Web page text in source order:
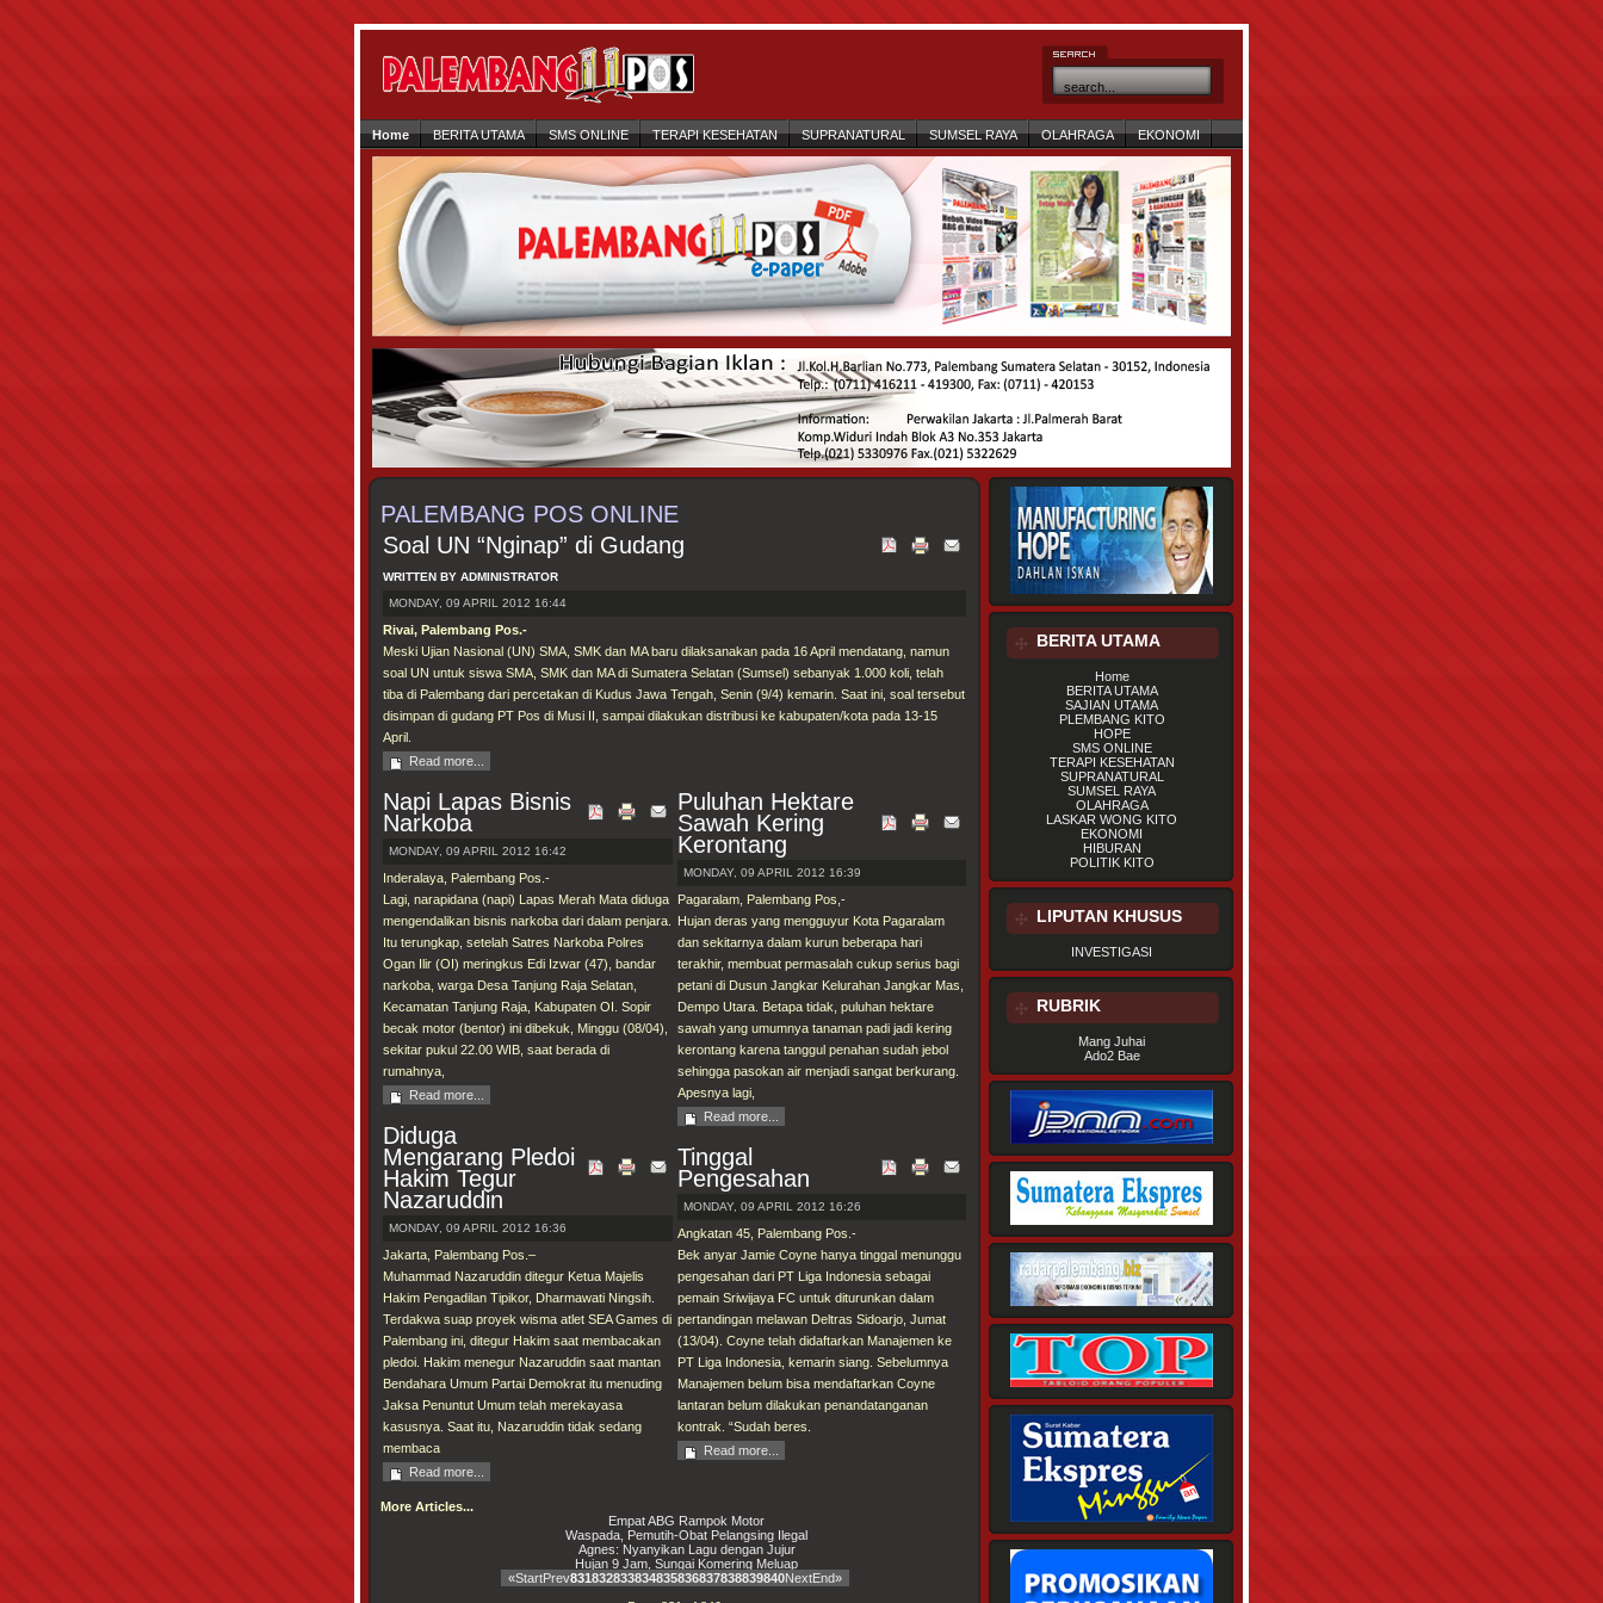
Home BERITA UTAMA SMS ONLINE TERAPI KESEHATAN SUPRANATURAL SUMSEL RAYA OLAHRAGA EKONOMI
BERITA UTAMA
Home
BERITA UTAMA
SAJIAN UTAMA
PLEMBANG KITO
HOPE
SMS ONLINE
TERAPI KESEHATAN
SUPRANATURAL
SUMSEL RAYA
OLAHRAGA
LASKAR WONG KITO
EKONOMI
HIBURAN
POLITIK KITO
LIPUTAN KHUSUS
INVESTIGASI
RUBRIK
Mang Juhai
Ado2 Bae
PALEMBANG POS ONLINE
Soal UN “Nginap” di Gudang
WRITTEN BY ADMINISTRATOR
MONDAY, 09 APRIL 2012 16:44
Rivai, Palembang Pos.-
Meski Ujian Nasional (UN) SMA, SMK dan MA baru dilaksanakan pada 16 April mendatang, namun
soal UN untuk siswa SMA, SMK dan MA di Sumatera Selatan (Sumsel) sebanyak 1.000 koli, telah
tiba di Palembang dari percetakan di Kudus Jawa Tengah, Senin (9/4) kemarin. Saat ini, soal tersebut
disimpan di gudang PT Pos di Musi II, sampai dilakukan distribusi ke kabupaten/kota pada 13-15
April.
Read more...
Napi Lapas Bisnis
Narkoba
MONDAY, 09 APRIL 2012 16:42
Inderalaya, Palembang Pos.-
Lagi, narapidana (napi) Lapas Merah Mata diduga
mengendalikan bisnis narkoba dari dalam penjara.
Itu terungkap, setelah Satres Narkoba Polres
Ogan Ilir (OI) meringkus Edi Izwar (47), bandar
narkoba, warga Desa Tanjung Raja Selatan,
Kecamatan Tanjung Raja, Kabupaten OI. Sopir
becak motor (bentor) ini dibekuk, Minggu (08/04),
sekitar pukul 22.00 WIB, saat berada di
rumahnya,
Read more...
Diduga
Mengarang Pledoi
Hakim Tegur
Nazaruddin
MONDAY, 09 APRIL 2012 16:36
Jakarta, Palembang Pos.–
Muhammad Nazaruddin ditegur Ketua Majelis
Hakim Pengadilan Tipikor, Dharmawati Ningsih.
Terdakwa suap proyek wisma atlet SEA Games di
Palembang ini, ditegur Hakim saat membacakan
pledoi. Hakim menegur Nazaruddin saat mantan
Bendahara Umum Partai Demokrat itu menuding
Jaksa Penuntut Umum telah merekayasa
kasusnya. Saat itu, Nazaruddin tidak sedang
membaca
Read more...
Puluhan Hektare
Sawah Kering
Kerontang
MONDAY, 09 APRIL 2012 16:39
Pagaralam, Palembang Pos,-
Hujan deras yang mengguyur Kota Pagaralam
dan sekitarnya dalam kurun beberapa hari
terakhir, membuat permasalah cukup serius bagi
petani di Dusun Jangkar Kelurahan Jangkar Mas,
Dempo Utara. Betapa tidak, puluhan hektare
sawah yang umumnya tanaman padi jadi kering
kerontang karena tanggul penahan sudah jebol
sehingga pasokan air menjadi sangat berkurang.
Apesnya lagi,
Read more...
Tinggal
Pengesahan
MONDAY, 09 APRIL 2012 16:26
Angkatan 45, Palembang Pos.-
Bek anyar Jamie Coyne hanya tinggal menunggu
pengesahan dari PT Liga Indonesia sebagai
pemain Sriwijaya FC untuk diturunkan dalam
pertandingan melawan Deltras Sidoarjo, Jumat
(13/04). Coyne telah didaftarkan Manajemen ke
PT Liga Indonesia, kemarin siang. Sebelumnya
Manajemen belum bisa mendaftarkan Coyne
lantaran belum dilakukan penandatanganan
kontrak. “Sudah beres.
Read more...
More Articles...
Empat ABG Rampok Motor
Waspada, Pemutih-Obat Pelangsing Ilegal
Agnes: Nyanyikan Lagu dengan Jujur
Hujan 9 Jam, Sungai Komering Meluap
«StartPrev831832833834835836837838839840NextEnd»